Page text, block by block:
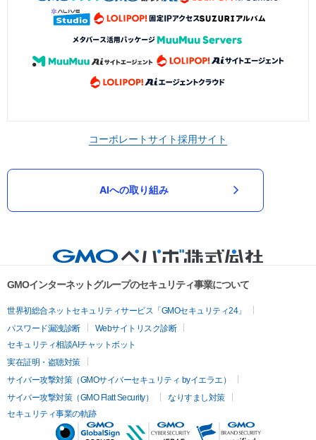
コーポレートサイト採用サイト
AIへの取り組み
GMOインターネットグループのセキュリティ事業について
世界初総合ネットセキュリティサービス「GMOセキュリティ24」
パスワード漏洩診断
Webサイトリスク診断
セキュリティ相談AIチャットボット
実在証明・盗聴対策
サイバー攻撃対策（GMOサイバーセキュリティ byイエラエ）
サイバー攻撃対策（GMO Flatt Security）
なりすまし対策
セキュリティ事業の軌跡